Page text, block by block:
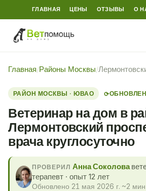
ГЛАВНАЯ ЦЕНЫ ОТЗЫВЫ О
Главная/Районы Москвы/
РАЙОН МОСКВЫ · ЮВАО ⟳
Ветеринар на дом в
Лермонтовский
врача круглосуточно
ПРОВЕРИЛ Анна Соколова
терапевт · опыт 12 лет
Обновлено 21 мая 2026 г. ~2 мин